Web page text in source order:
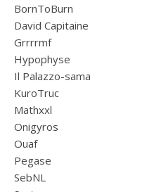
BornToBurn
David Capitaine
Grrrrmf
Hypophyse
Il Palazzo-sama
KuroTruc
Mathxxl
Onigyros
Ouaf
Pegase
SebNL